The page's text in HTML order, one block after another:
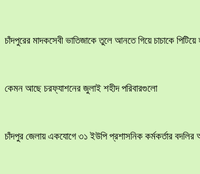
চাঁদপুরের মাদকসেবী ভাতিজাকে তুলে আনতে গিয়ে চাচাকে পিটিয়ে
কেমন আছে চরফ্যাশনের জুলাই শহীদ পরিবারগুলো
চাঁদপুর জেলায় একযোগে ৩১ ইউপি প্রশাসনিক কর্মকর্তার